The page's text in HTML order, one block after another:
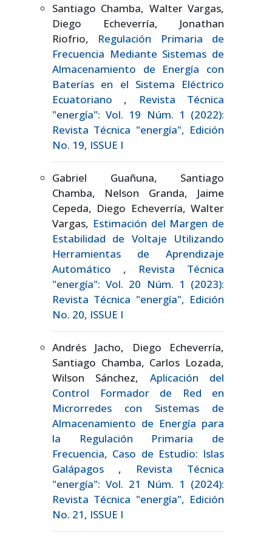
Santiago Chamba, Walter Vargas,
Diego Echeverría, Jonathan
Riofrio, Regulación Primaria de
Frecuencia Mediante Sistemas de
Almacenamiento de Energía con
Baterías en el Sistema Eléctrico
Ecuatoriano ,
Revista Técnica
"energía": Vol. 19 Núm. 1 (2022):
Revista Técnica "energía", Edición
No. 19, ISSUE I
Gabriel Guañuna, Santiago
Chamba, Nelson Granda, Jaime
Cepeda, Diego Echeverría, Walter
Vargas, Estimación del Margen de
Estabilidad de Voltaje Utilizando
Herramientas de Aprendizaje
Automático , Revista Técnica
"energía": Vol. 20 Núm. 1 (2023):
Revista Técnica "energía", Edición
No. 20, ISSUE I
Andrés Jacho, Diego Echeverría,
Santiago Chamba, Carlos Lozada,
Wilson Sánchez, Aplicación del
Control Formador de Red en
Microrredes con Sistemas de
Almacenamiento de Energía para
la Regulación Primaria de
Frecuencia, Caso de Estudio: Islas
Galápagos , Revista Técnica
"energía": Vol. 21 Núm. 1 (2024):
Revista Técnica "energía", Edición
No. 21, ISSUE I